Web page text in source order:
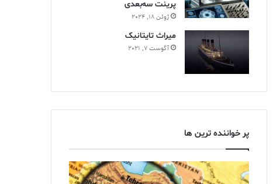
پرینت سه‌بعدی
ژوئن 18, 2024
ميراث تايتانيک
آگوست 7, 2021
پر خواننده ترین ها